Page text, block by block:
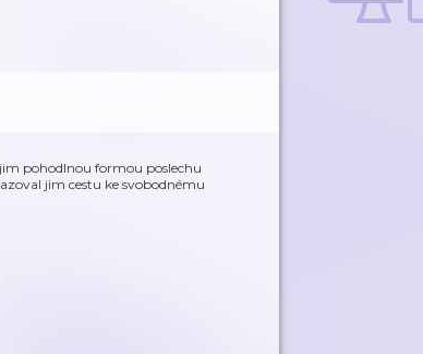
pohodlnou formou poslechu
jim cestu ke svobodnému